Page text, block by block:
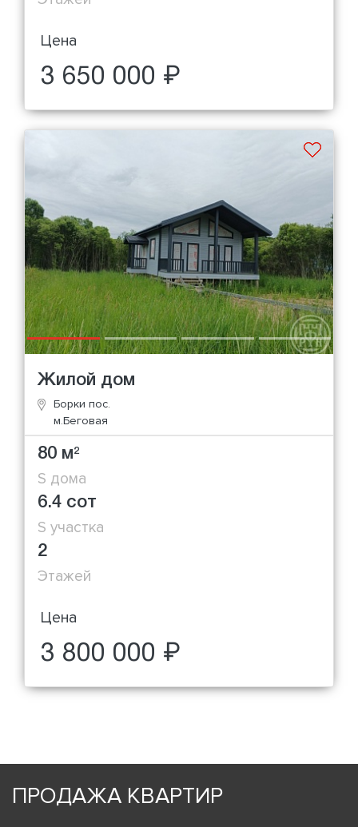
Цена
3 650 000 ₽
Жилой дом
Борки пос.
м.Беговая
80 м2
S дома
6.4 сот
S участка
2
Этажей
Цена
3 800 000 ₽
ПРОДАЖА КВАРТИР